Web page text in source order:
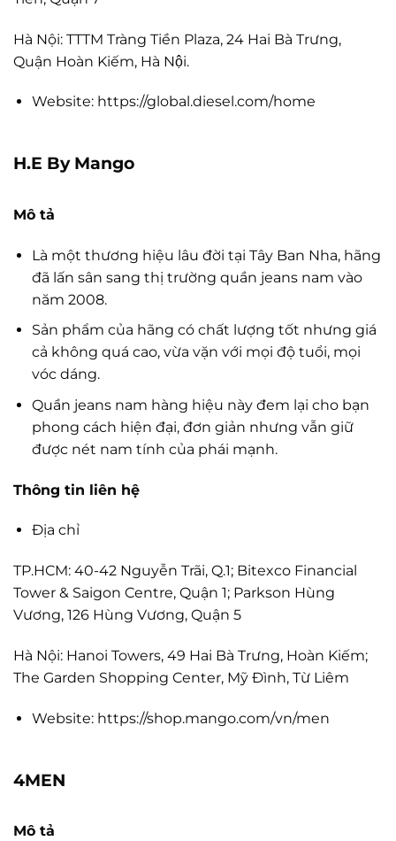
Hà Nội: TTTM Tràng Tiền Plaza, 24 Hai Bà Trưng,
Quận Hoàn Kiếm, Hà Nội.
Website: https://global.diesel.com/home
H.E By Mango
Mô tả
Là một thương hiệu lâu đời tại Tây Ban Nha, hãng
đã lấn sân sang thị trường quần jeans nam vào
năm 2008.
Sản phẩm của hãng có chất lượng tốt nhưng giá
cả không quá cao, vừa vặn với mọi độ tuổi, mọi
vóc dáng.
Quần jeans nam hàng hiệu này đem lại cho bạn
phong cách hiện đại, đơn giản nhưng vẫn giữ
được nét nam tính của phái mạnh.
Thông tin liên hệ
Địa chỉ
TP.HCM: 40-42 Nguyễn Trãi, Q.1; Bitexco Financial
Tower & Saigon Centre, Quận 1; Parkson Hùng
Vương, 126 Hùng Vương, Quận 5
Hà Nội: Hanoi Towers, 49 Hai Bà Trưng, Hoàn Kiếm;
The Garden Shopping Center, Mỹ Đình, Từ Liêm
Website: https://shop.mango.com/vn/men
4MEN
Mô tả